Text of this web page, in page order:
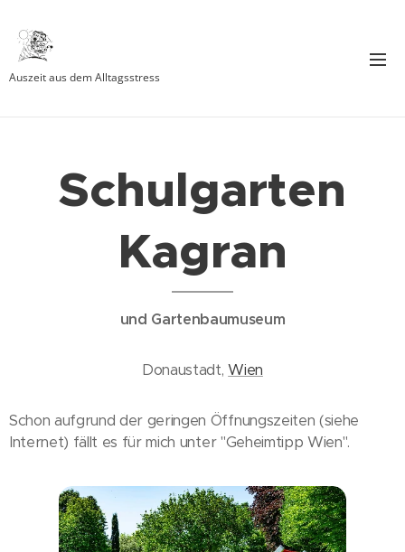
Auszeit aus dem Alltagsstress
Schulgarten
Kagran
und Gartenbaumuseum
Donaustadt,Wien
Schon aufgrund der geringen Öffnungszeiten (siehe
Internet) fällt es für mich unter "Geheimtipp Wien".